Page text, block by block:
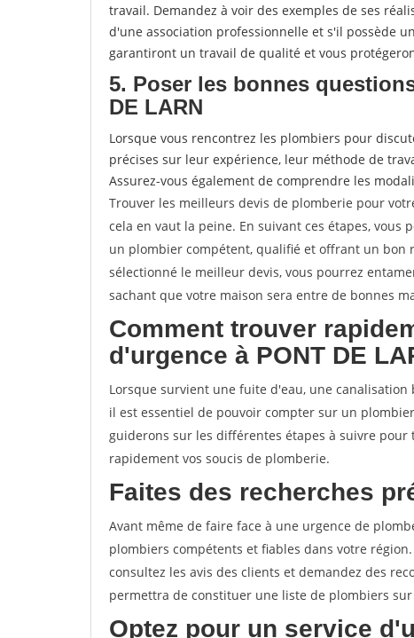
travail. Demandez à voir des exemples de ses
d'une association professionnelle et s'il possède
garantiront un travail de qualité et vous
5. Poser les bonnes
DE LARN
Lorsque vous rencontrez les plombiers pour
précises sur leur expérience, leur méthode de
Assurez-vous également de comprendre les
Trouver les meilleurs devis de plomberie pour
cela en vaut la peine. En suivant ces étapes,
un plombier compétent, qualifié et offrant un bon
sélectionné le meilleur devis, vous pourrez
sachant que votre maison sera entre de bonnes
Comment trouver
d'urgence à PONT DE
Lorsque survient une fuite d'eau, une
il est essentiel de pouvoir compter sur un
guiderons sur les différentes étapes à suivre
rapidement vos soucis de plomberie.
Faites des recherches
Avant même de faire face à une urgence de
plombiers compétents et fiables dans votre
consultez les avis des clients et demandez des
permettra de constituer une liste de plombiers
Optez pour un service